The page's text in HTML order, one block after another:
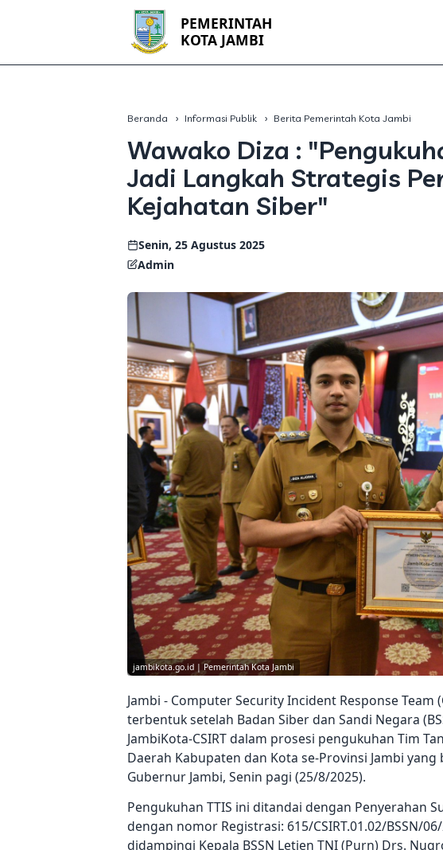
PEMERINTAH
KOTA JAMBI
Beranda Informasi Publik Berita Pemerintah Kota Jambi
Wawako Diza :
Jadi Langkah Strategis
Kejahatan Siber"
Senin, 25 Agustus 2025
Admin
jambikota.go.id | Pemerintah Kota Jambi
Jambi - Computer Security Incident Response Team
terbentuk setelah Badan Siber dan Sandi Negara
JambiKota-CSIRT dalam prosesi pengukuhan Tim
Daerah Kabupaten dan Kota se-Provinsi Jambi
Gubernur Jambi, Senin pagi (25/8/2025).
Pengukuhan TTIS ini ditandai dengan Penyerahan
dengan nomor Registrasi: 615/CSIRT.01.02/BSSN/
didampingi Kepala BSSN Letjen TNI (Purn) Drs.